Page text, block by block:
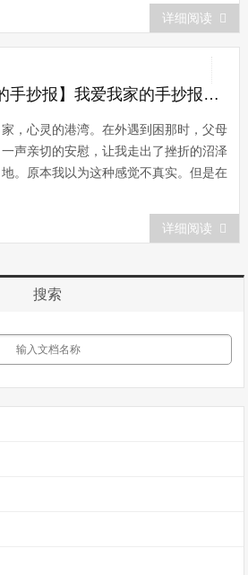
吃橙经验立马就判断出来这些橙子各个都
是上品，都是“肌橙”。哪个人把一个橙子
切开来，哪个橙子的汁水就立马岁溅开
详细阅读
【我爱我家为主题的手抄报】我爱我家的手抄报：心灵的港湾
家，心灵的港湾。在外遇到困那时，父母
一声亲切的安慰，让我走出了挫折的沼泽
地。原本我以为这种感觉不真实。但是在
心融化了……如果说母爱时涓涓的溪流，
那么父爱就时那深湛的大海;如果说母爱
的咖啡。回忆我伴...
详细阅读
搜索